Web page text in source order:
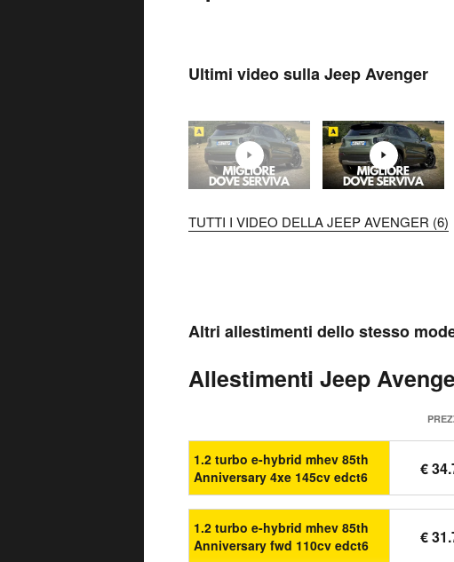
Ultimi video sulla Jeep Avenger
TUTTI I VIDEO DELLA JEEP AVENGER (6)
Altri allestimenti dello stesso
Allestimenti Jeep
1.2 turbo e-hybrid mhev 85th
Anniversary 4xe 145cv edct6
€
1.2 turbo e-hybrid mhev 85th
Anniversary fwd 110cv edct6
€